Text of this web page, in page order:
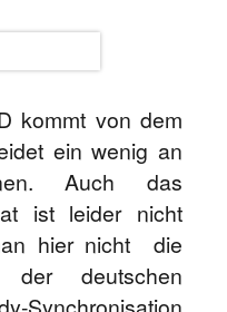
kommt von dem
ein wenig an
Auch das
ist leider nicht
hier nicht die
der deutschen